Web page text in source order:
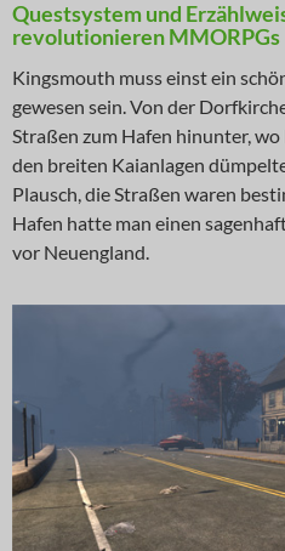
Questsystem und
revolutionieren MMORPGs
Kingsmouth muss einst ein
gewesen sein. Von der
Straßen zum Hafen hinunter,
den breiten Kaianlagen
Plausch, die Straßen waren
Hafen hatte man einen
vor Neuengland.